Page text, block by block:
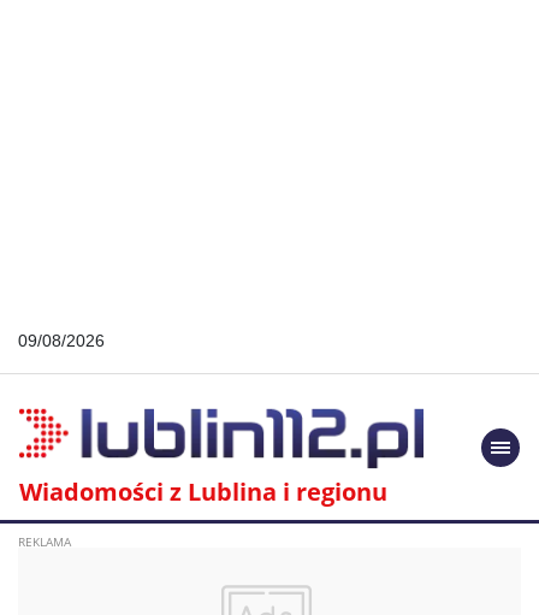
09/08/2026
Wiadomości z Lublina i regionu